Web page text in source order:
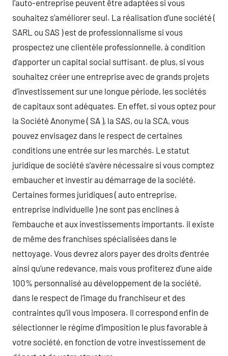
l’auto-entreprise peuvent être adaptées si vous
souhaitez s’améliorer seul. La réalisation d’une société (
SARL ou SAS ) est de professionnalisme si vous
prospectez une clientèle professionnelle, à condition
d’apporter un capital social suffisant. de plus, si vous
souhaitez créer une entreprise avec de grands projets
d’investissement sur une longue période, les sociétés
de capitaux sont adéquates. En effet, si vous optez pour
la Société Anonyme ( SA ), la SAS, ou la SCA, vous
pouvez envisagez dans le respect de certaines
conditions une entrée sur les marchés. Le statut
juridique de société s’avère nécessaire si vous comptez
embaucher et investir au démarrage de la société.
Certaines formes juridiques ( auto entreprise,
entreprise individuelle ) ne sont pas enclines à
l’embauche et aux investissements importants. il existe
de même des franchises spécialisées dans le
nettoyage. Vous devrez alors payer des droits d’entrée
ainsi qu’une redevance, mais vous profiterez d’une aide
100% personnalisé au développement de la société,
dans le respect de l’image du franchiseur et des
contraintes qu’il vous imposera. Il correspond enfin de
sélectionner le régime d’imposition le plus favorable à
votre société, en fonction de votre investissement de